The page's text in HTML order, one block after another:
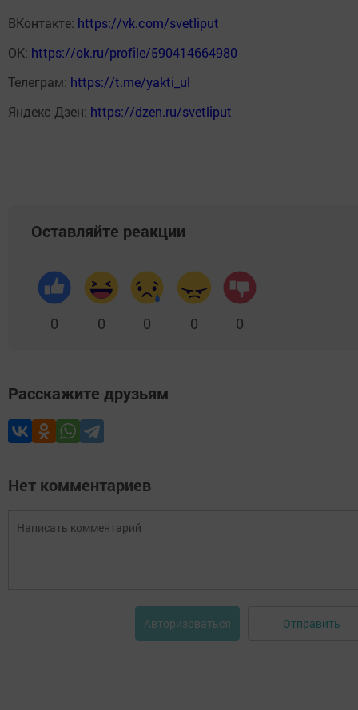
ВКонтакте: https://vk.com/svetliput
ОК: https://ok.ru/profile/590414664980
Телеграм: https://t.me/yakti_ul
Яндекс Дзен: https://dzen.ru/svetliput
Оставляйте реакции
0 0 0 0 0
Расскажите друзьям
Нет комментариев
Авторизоваться Отправить